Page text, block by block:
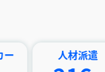
人材派遣